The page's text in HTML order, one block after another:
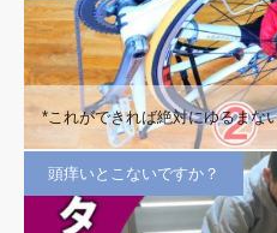
*これができれば絶対にゆるまな
頭痒いとこないですか？